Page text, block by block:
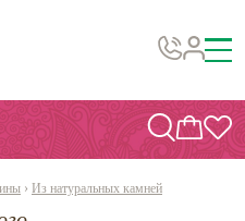
› Из натуральных камней